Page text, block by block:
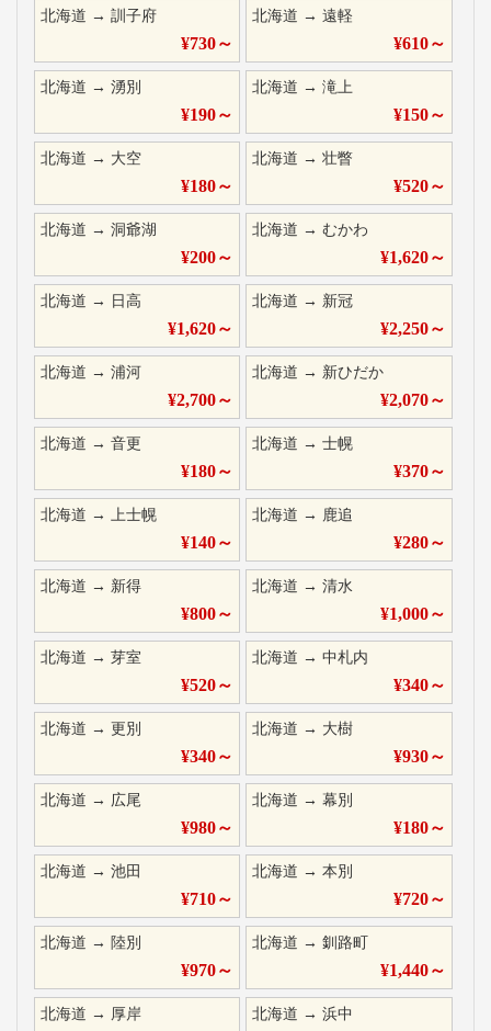
北海道 → 訓子府
¥730～
北海道 →遠軽
¥610～
北海道 → 湧別
¥190～
北海道 →滝上
¥150～
北海道 → 大空
¥180～
北海道 →壮瞥
¥520～
北海道 → 洞爺湖
¥200～
北海道 →むかわ
¥1,620～
北海道 → 日高
¥1,620～
北海道 → 新冠
¥2,250～
北海道 → 浦河
¥2,700～
北海道 → 新ひだか
¥2,070～
北海道 → 音更
¥180～
北海道 →士幌
¥370～
北海道 → 上士幌
¥140～
北海道 → 鹿追
¥280～
北海道 → 新得
¥800～
北海道 →清水
¥1,000～
北海道 → 芽室
¥520～
北海道 →中札内
¥340～
北海道 → 更別
¥340～
北海道 → 大樹
¥930～
北海道 → 広尾
¥980～
北海道 →幕別
¥180～
北海道 → 池田
¥710～
北海道 →本別
¥720～
北海道 → 陸別
¥970～
北海道 →釧路町
¥1,440～
北海道 → 厚岸 北海道 →浜中